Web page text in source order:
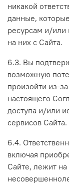
никакой
данные,
ресурсам и/или
на них с Сайта.
6.3. Вы
возможную
произойти из-
настоящего
доступа и/или
сервисов Сайта.
6.4.
включая
Сайте, лежит на